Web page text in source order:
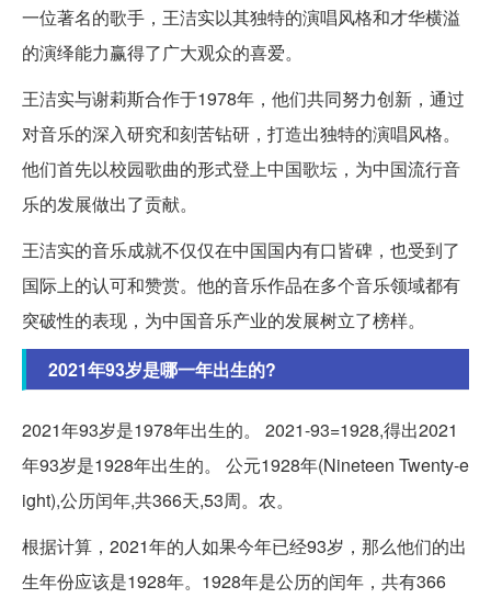
一位著名的歌手，王洁实以其独特的演唱风格和才华横溢
的演绎能力赢得了广大观众的喜爱。
王洁实与谢莉斯合作于1978年，他们共同努力创新，通过
对音乐的深入研究和刻苦钻研，打造出独特的演唱风格。
他们首先以校园歌曲的形式登上中国歌坛，为中国流行音
乐的发展做出了贡献。
王洁实的音乐成就不仅仅在中国国内有口皆碑，也受到了
国际上的认可和赞赏。他的音乐作品在多个音乐领域都有
突破性的表现，为中国音乐产业的发展树立了榜样。
2021年93岁是哪一年出生的?
2021年93岁是1978年出生的。 2021-93=1928,得出2021
年93岁是1928年出生的。 公元1928年(Nineteen Twenty-e
ight),公历闰年,共366天,53周。农。
根据计算，2021年的人如果今年已经93岁，那么他们的出
生年份应该是1928年。1928年是公历的闰年，共有366